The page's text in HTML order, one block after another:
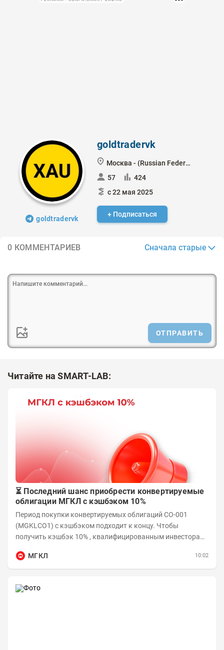
goldtradervk
goldtradervk
Москва - (Russian Federation)
57
424
с 22 мая 2025
+ Подписаться
0 КОММЕНТАРИЕВ Сначала старые
ОТПРАВИТЬ
Читайте на SMART-LAB:
⏳ Последний шанс приобрести конвертируемые
облигации МГКЛ с кэшбэком 10%
Период покупки конвертируемых облигаций СО-001
(MGKLCO1) с кэшбэком подходит к концу. Чтобы
получить кэшбэк 10% , квалифицированным инвесторам
МГКЛ
10:02